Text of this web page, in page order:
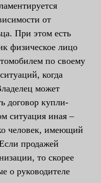
от
При этом есть
физическое лицо
по своему
когда
может
договор купли-
ситуация иная –
человек, имеющий
продажей
то скорее
о руководителе